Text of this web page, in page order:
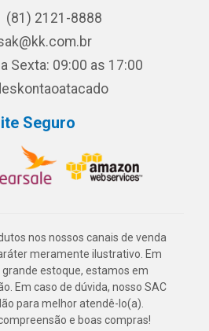
(81) 2121-8888
Sexta: 09:00 as 17:00
Seguro
nos nossos canais de venda
meramente ilustrativo. Em
estoque, estamos em
Em caso de dúvida, nosso SAC
para melhor atendê-lo(a).
e boas compras!